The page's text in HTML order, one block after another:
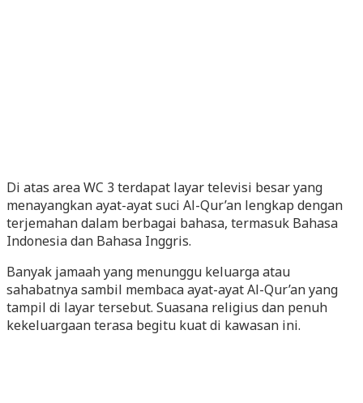
Di atas area WC 3 terdapat layar televisi besar yang
menayangkan ayat-ayat suci Al-Qur’an lengkap dengan
terjemahan dalam berbagai bahasa, termasuk Bahasa
Indonesia dan Bahasa Inggris.
Banyak jamaah yang menunggu keluarga atau
sahabatnya sambil membaca ayat-ayat Al-Qur’an yang
tampil di layar tersebut. Suasana religius dan penuh
kekeluargaan terasa begitu kuat di kawasan ini.